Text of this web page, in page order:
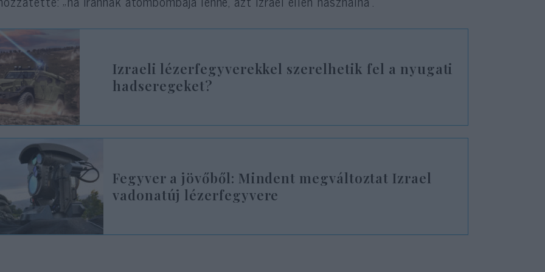
Izraeli lézerfegyverekkel szerelhetik fel a nyugati
hadseregeket?
Fegyver a jövőből: Mindent megváltoztat Izrael
vadonatúj lézerfegyvere